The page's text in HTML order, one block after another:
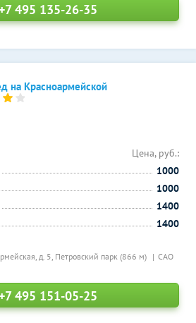
495 135-26-35
на Красноармейской
д. 5, Петровский парк (866 м) САО
Цена, руб.:
1000
1000
1400
1400
495 151-05-25